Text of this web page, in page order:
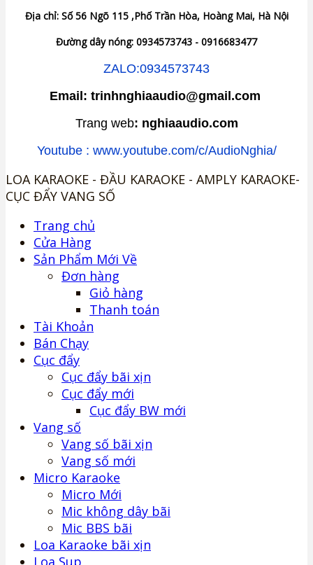
Địa chỉ: Số 56 Ngõ 115 ,Phố Trần Hòa, Hoàng Mai, Hà Nội
Đường dây nóng: 0934573743 - 0916683477
ZALO:0934573743
Email: trinhnghiaaudio@gmail.com
Trang web: nghiaaudio.com
Youtube : www.youtube.com/c/AudioNghia/
LOA KARAOKE - ĐẦU KARAOKE - AMPLY KARAOKE-
CỤC ĐẨY VANG SỐ
Trang chủ
Cửa Hàng
Sản Phẩm Mới Về
Đơn hàng
Giỏ hàng
Thanh toán
Tài Khoản
Bán Chạy
Cục đẩy
Cục đẩy bãi xịn
Cục đẩy mới
Cục đẩy BW mới
Vang số
Vang số bãi xịn
Vang số mới
Micro Karaoke
Micro Mới
Mic không dây bãi
Mic BBS bãi
Loa Karaoke bãi xịn
Loa Sup